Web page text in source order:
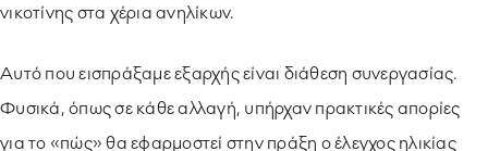
νικοτίνης στα χέρια ανηλίκων.
Αυτό που εισπράξαμε εξαρχής είναι διάθεση συνεργασίας.
Φυσικά, όπως σε κάθε αλλαγή, υπήρχαν πρακτικές απορίες
για το «πώς» θα εφαρμοστεί στην πράξη ο έλεγχος ηλικίας